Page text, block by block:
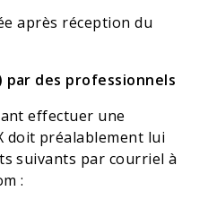
après réception du
par des professionnels
effectuer une
doit préalablement lui
suivants par courriel à
: